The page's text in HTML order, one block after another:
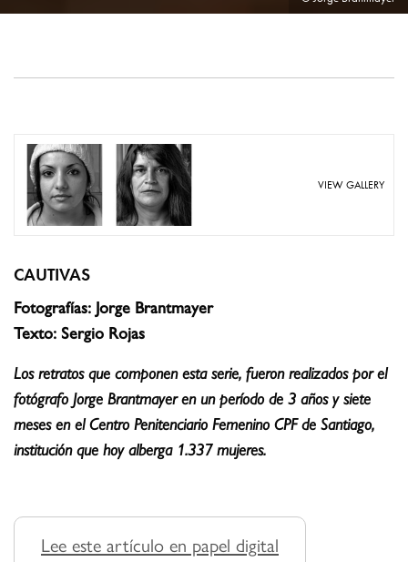
VIEW GALLERY
CAUTIVAS
Fotografías: Jorge Brantmayer
Texto: Sergio Rojas
Los retratos que componen esta serie, fueron realizados por el
fotógrafo Jorge Brantmayer en un período de 3 años y siete
meses en el Centro Penitenciario Femenino CPF de Santiago,
institución que hoy alberga 1.337 mujeres.
Lee este artículo en papel digital